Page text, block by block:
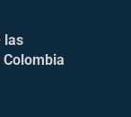
las